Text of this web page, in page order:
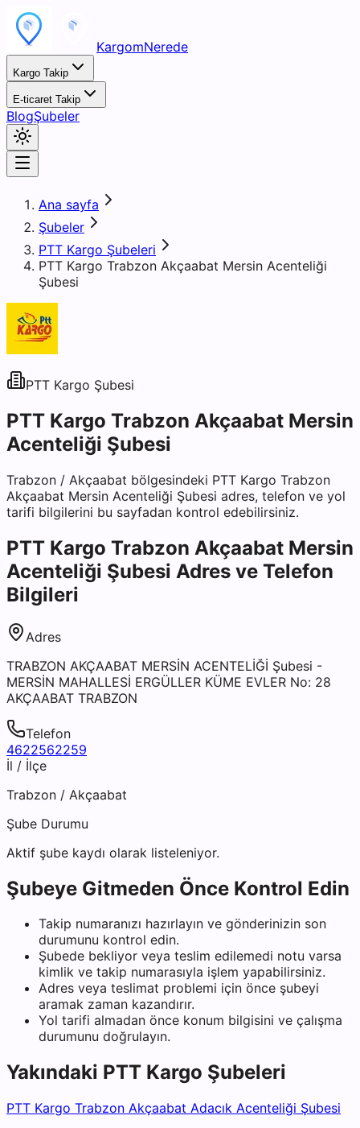
KargomNerede
Kargo Takip
E-ticaret Takip
BlogŞubeler
Ana sayfa
Şubeler
PTT Kargo Şubeleri
PTT Kargo Trabzon Akçaabat Mersin Acenteliği
Şubesi
PTT Kargo Şubesi
PTT Kargo Trabzon Akçaabat Mersin
Acenteliği Şubesi
Trabzon / Akçaabat bölgesindeki PTT Kargo Trabzon
Akçaabat Mersin Acenteliği Şubesi adres, telefon ve yol
tarifi bilgilerini bu sayfadan kontrol edebilirsiniz.
PTT Kargo Trabzon Akçaabat Mersin
Acenteliği Şubesi Adres ve Telefon
Bilgileri
Adres
TRABZON AKÇAABAT MERSİN ACENTELİĞİ Şubesi -
MERSİN MAHALLESİ ERGÜLLER KÜME EVLER No: 28
AKÇAABAT TRABZON
Telefon
4622562259
İl / İlçe
Trabzon / Akçaabat
Şube Durumu
Aktif şube kaydı olarak listeleniyor.
Şubeye Gitmeden Önce Kontrol Edin
Takip numaranızı hazırlayın ve gönderinizin son
durumunu kontrol edin.
Şubede bekliyor veya teslim edilemedi notu varsa
kimlik ve takip numarasıyla işlem yapabilirsiniz.
Adres veya teslimat problemi için önce şubeyi
aramak zaman kazandırır.
Yol tarifi almadan önce konum bilgisini ve çalışma
durumunu doğrulayın.
Yakındaki PTT Kargo Şubeleri
PTT Kargo Trabzon Akçaabat Adacık Acenteliği Şubesi